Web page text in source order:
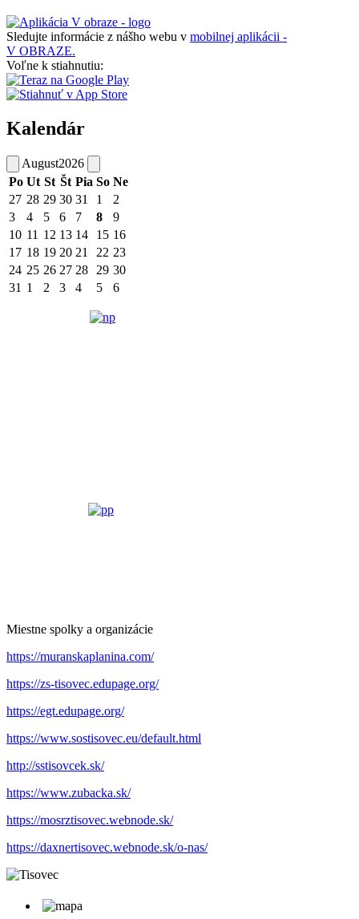
Sledujte informácie z nášho webu v mobilnej aplikácii -
V OBRAZE.
Voľne k stiahnutiu:
Kalendár
August2026
Po Ut St Št Pia So Ne
27 28 29 30 31 1
2
3
4 5 6 7 8
9
10 11 12 13 14 15 16
17 18 19 20 21 22 23
24 25 26 27 28 29 30
31 1 2 3 4 5 6
Miestne spolky a organizácie
https://muranskaplanina.com/
https://zs-tisovec.edupage.org/
https://egt.edupage.org/
https://www.sostisovec.eu/default.html
http://sstisovcek.sk/
https://www.zubacka.sk/
https://mosrztisovec.webnode.sk/
https://daxnertisovec.webnode.sk/o-nas/